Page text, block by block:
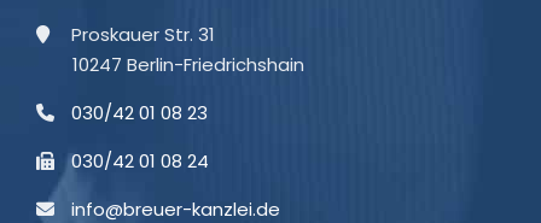
Proskauer Str. 31
10247 Berlin-Friedrichshain
030/42 01 08 23
030/42 01 08 24
info@breuer-kanzlei.de